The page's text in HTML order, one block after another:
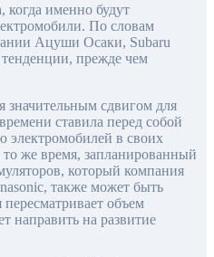
когда именно будут
По словам
Ацуши Осаки, Subaru
прежде чем
значительным сдвигом для
ставила перед собой
электромобилей в своих
же время, запланированный
который компания
также может быть
объем
направить на развитие